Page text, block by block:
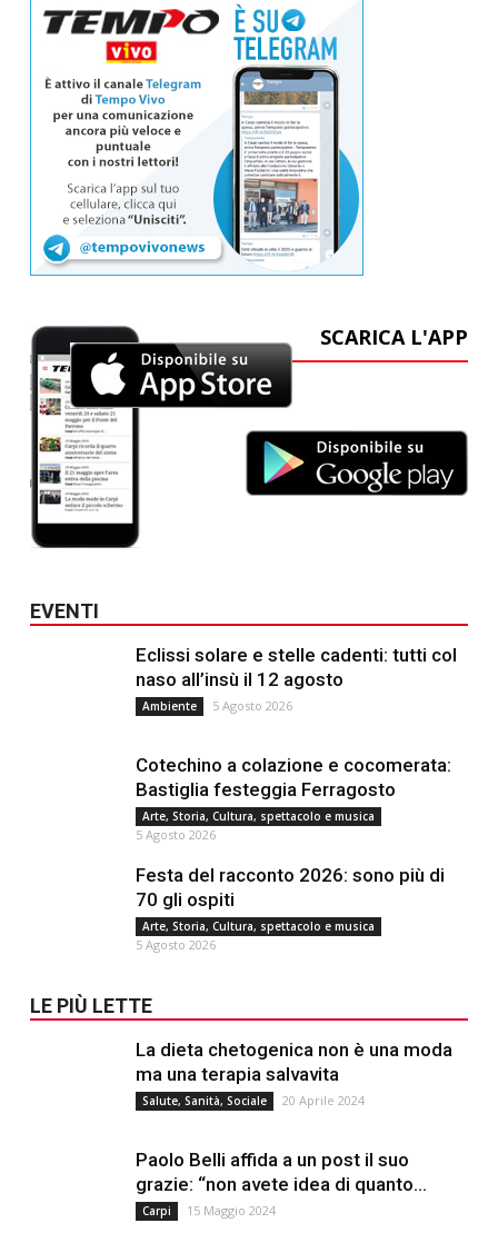
SCARICA L'APP
EVENTI
Eclissi solare e stelle cadenti: tutti col
naso all’insù il 12 agosto
Ambiente 5 Agosto 2026
Cotechino a colazione e cocomerata:
Bastiglia festeggia Ferragosto
Arte, Storia, Cultura, spettacolo e musica
5 Agosto 2026
Festa del racconto 2026: sono più di
70 gli ospiti
Arte, Storia, Cultura, spettacolo e musica
5 Agosto 2026
LE PIÙ LETTE
La dieta chetogenica non è una moda
ma una terapia salvavita
Salute, Sanità, Sociale 20 Aprile 2024
Paolo Belli affida a un post il suo
grazie: “non avete idea di quanto...
Carpi 15 Maggio 2024